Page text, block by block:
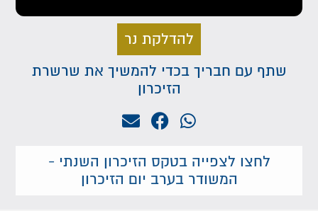
להדלקת נר
שתף עם חבריך בכדי להמשיך את שרשרת
הזיכרון
לחצו לצפייה בטקס הזיכרון השנתי -
המשודר בערב יום הזיכרון